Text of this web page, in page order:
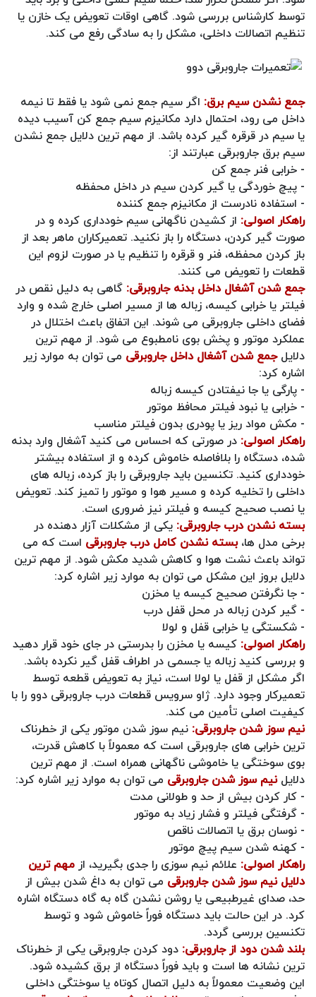
توسط کارشناس بررسی شود. گاهی اوقات تعویض یک خازن یا
تنظیم اتصالات داخلی، مشکل را به‌ سادگی رفع می‌ کند.
جمع نشدن سیم برق: اگر سیم جمع نمی‌ شود یا فقط تا نیمه
داخل می‌ رود، احتمال دارد مکانیزم سیم‌ جمع‌ کن آسیب دیده
یا سیم در قرقره گیر کرده باشد. از مهم ترین دلایل جمع نشدن
سیم برق جاروبرقی عبارتند از:
- خرابی فنر جمع‌ کن
- پیچ‌ خوردگی یا گیر کردن سیم در داخل محفظه
- استفاده نادرست از مکانیزم جمع‌ کننده
راهکار اصولی: از کشیدن ناگهانی سیم خودداری کرده و در
صورت گیر کردن، دستگاه را باز نکنید. تعمیرکاران ماهر بعد از
باز کردن محفظه، فنر و قرقره را تنظیم یا در صورت لزوم این
قطعات را تعویض می‌ کنند.
جمع شدن آشغال داخل بدنه جاروبرقی: گاهی به دلیل نقص در
فیلتر یا خرابی کیسه، زباله‌ ها از مسیر اصلی خارج شده و وارد
فضای داخلی جاروبرقی می‌ شوند. این اتفاق باعث اختلال در
عملکرد موتور و پخش بوی نامطبوع می‌ شود. از مهم ترین
دلایلجمع شدن آشغال داخل جاروبرقی می توان به موارد زیر
اشاره کرد:
- پارگی یا جا نیفتادن کیسه زباله
- خرابی یا نبود فیلتر محافظ موتور
- مکش مواد ریز یا پودری بدون فیلتر مناسب
راهکار اصولی: در صورتی که احساس می‌ کنید آشغال وارد بدنه
شده، دستگاه را بلافاصله خاموش کرده و از استفاده بیشتر
خودداری کنید. تکنسین باید جاروبرقی را باز کرده، زباله‌ های
داخلی را تخلیه کرده و مسیر هوا و موتور را تمیز کند. تعویض
یا نصب صحیح کیسه و فیلتر نیز ضروری‌ است.
بسته نشدن درب جاروبرقی: یکی از مشکلات آزار دهنده در
برخی مدل‌ ها،بسته نشدن کامل درب جاروبرقی است که می‌
تواند باعث نشت هوا و کاهش شدید مکش شود. از مهم ترین
دلایل بروز این مشکل می توان به موارد زیر اشاره کرد:
- جا نگرفتن صحیح کیسه یا مخزن
- گیر کردن زباله در محل قفل درب
- شکستگی یا خرابی قفل و لولا
راهکار اصولی: کیسه یا مخزن را بدرستی در جای خود قرار دهید
و بررسی کنید زباله یا جسمی در اطراف قفل گیر نکرده باشد.
اگر مشکل از قفل یا لولا است، نیاز به تعویض قطعه توسط
تعمیرکار وجود دارد. ژاو سرویس قطعات درب جاروبرقی دوو را با
کیفیت اصلی تأمین می‌ کند.
نیم‌ سوز شدن جاروبرقی: نیم‌ سوز شدن موتور یکی از خطرناک‌
ترین خرابی‌ های جاروبرقی است که معمولاً با کاهش قدرت،
بوی سوختگی یا خاموشی ناگهانی همراه است. از مهم ترین
دلایلنیم سوز شدن جاروبرقی می توان به موارد زیر اشاره کرد:
- کار کردن بیش از حد و طولانی‌ مدت
- گرفتگی فیلتر و فشار زیاد به موتور
- نوسان برق یا اتصالات ناقص
- کهنه شدن سیم‌ پیچ موتور
راهکار اصولی: علائم نیم‌ سوزی را جدی بگیرید، ازمهم ترین
دلایل نیم سوز شدن جاروبرقی می توان به داغ شدن بیش از
حد، صدای غیرطبیعی یا روشن نشدن گاه‌ به‌ گاه دستگاه اشاره
کرد. در این حالت باید دستگاه فوراً خاموش شود و توسط
تکنسین بررسی گردد.
بلند شدن دود از جاروبرقی: دود کردن جاروبرقی یکی از خطرناک‌
ترین نشانه‌ ها است و باید فوراً دستگاه از برق کشیده شود.
این وضعیت معمولاً به دلیل اتصال کوتاه یا سوختگی داخلی